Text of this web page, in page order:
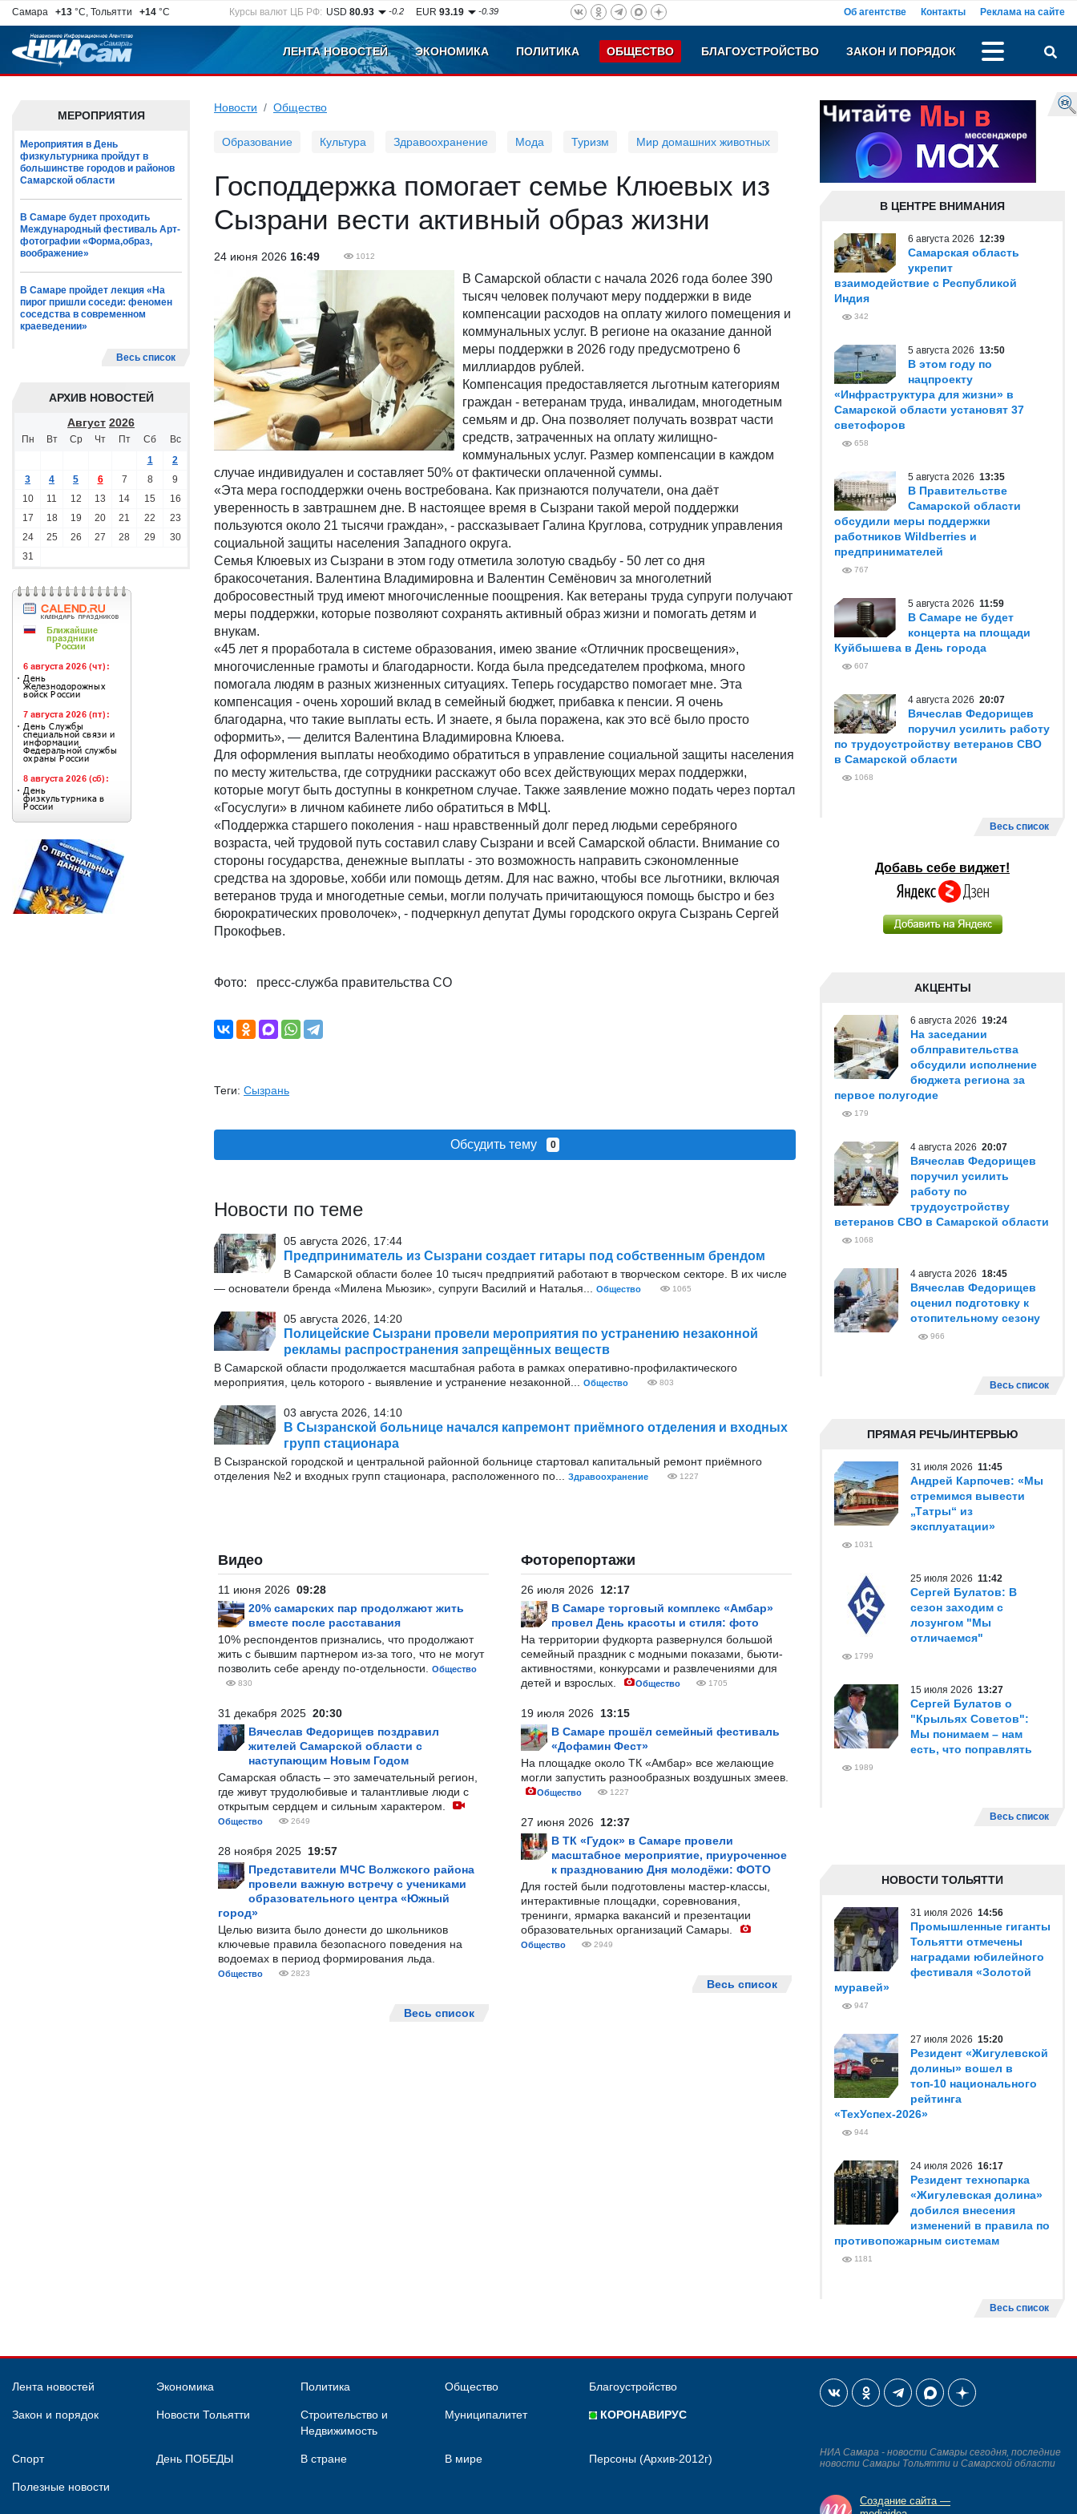
Самара +13 °C, Тольятти +14 °C Курсы валют ЦБ РФ: USD80.93 -0.2 EUR93.19 -0.39 Об агентстве Контакты Реклама на сайте
ЛЕНТА НОВОСТЕЙ ЭКОНОМИКА ПОЛИТИКА ОБЩЕСТВО БЛАГОУСТРОЙСТВО ЗАКОН И ПОРЯДОК
МЕРОПРИЯТИЯ
Мероприятия в День
физкультурника пройдут в
большинстве городов и районов
Самарской области
В Самаре будет проходить
Международный фестиваль Арт-
фотографии «Форма,образ,
воображение»
В Самаре пройдет лекция «На
пирог пришли соседи: феномен
соседства в современном
краеведении»
Весь список
АРХИВ НОВОСТЕЙ
Август 2026
Пн Вт Ср Чт Пт Сб
Вс
1
2
3
4 5 6 7 8
9
10
11 12 13 14 15
16
17
18 19 20 21 22
23
24
25 26 27 28 29
30
31
Новости Общество
Образование Культура Здравоохранение Мода Туризм Мир домашних животных
Господдержка помогает семье Клюевых из
Сызрани вести активный образ жизни
24 июня 2026 16:49 1012
В Самарской области с начала 2026 года более 390
тысяч человек получают меру поддержки в виде
компенсации расходов на оплату жилого помещения и
коммунальных услуг. В регионе на оказание данной
меры поддержки в 2026 году предусмотрено 6
миллиардов рублей.
Компенсация предоставляется льготным категориям
граждан - ветеранам труда, инвалидам, многодетным
семьям и др. Она позволяет получать возврат части
средств, затраченных на оплату жилищно-
коммунальных услуг. Размер компенсации в каждом
случае индивидуален и составляет 50% от фактически оплаченной суммы.
«Эта мера господдержки очень востребована. Как признаются получатели, она даёт
уверенность в завтрашнем дне. В настоящее время в Сызрани такой мерой поддержки
пользуются около 21 тысячи граждан», - рассказывает Галина Круглова, сотрудник управления
социальной защиты населения Западного округа.
Семья Клюевых из Сызрани в этом году отметила золотую свадьбу - 50 лет со дня
бракосочетания. Валентина Владимировна и Валентин Семёнович за многолетний
добросовестный труд имеют многочисленные поощрения. Как ветераны труда супруги получают
меры поддержки, которые позволяют сохранять активный образ жизни и помогать детям и
внукам.
«45 лет я проработала в системе образования, имею звание «Отличник просвещения»,
многочисленные грамоты и благодарности. Когда была председателем профкома, много
помогала людям в разных жизненных ситуациях. Теперь государство помогает мне. Эта
компенсация - очень хороший вклад в семейный бюджет, прибавка к пенсии. Я очень
благодарна, что такие выплаты есть. И знаете, я была поражена, как это всё было просто
оформить», — делится Валентина Владимировна Клюева.
Для оформления выплаты необходимо обратиться в управление социальной защиты населения
по месту жительства, где сотрудники расскажут обо всех действующих мерах поддержки,
которые могут быть доступны в конкретном случае. Также заявление можно подать через портал
«Госуслуги» в личном кабинете либо обратиться в МФЦ.
«Поддержка старшего поколения - наш нравственный долг перед людьми серебряного
возраста, чей трудовой путь составил славу Сызрани и всей Самарской области. Внимание со
стороны государства, денежные выплаты - это возможность направить сэкономленные
средства на здоровье, хобби или помощь детям. Для нас важно, чтобы все льготники, включая
ветеранов труда и многодетные семьи, могли получать причитающуюся помощь быстро и без
бюрократических проволочек», - подчеркнул депутат Думы городского округа Сызрань Сергей
Прокофьев.
Фото: пресс-служба правительства СО
Теги: Сызрань
Обсудить тему 0
Новости по теме
05 августа 2026, 17:44
Предприниматель из Сызрани создает гитары под собственным брендом
В Самарской области более 10 тысяч предприятий работают в творческом секторе. В их числе
— основатели бренда «Милена Мьюзик», супруги Василий и Наталья...
Общество 1065
05 августа 2026, 14:20
Полицейские Сызрани провели мероприятия по устранению незаконной
рекламы распространения запрещённых веществ
В Самарской области продолжается масштабная работа в рамках оперативно‑профилактического
мероприятия, цель которого - выявление и устранение незаконной...
Общество 803
03 августа 2026, 14:10
В Сызранской больнице начался капремонт приёмного отделения и входных
групп стационара
В Сызранской городской и центральной районной больнице стартовал капитальный ремонт приёмного
отделения №2 и входных групп стационара, расположенного по...
Здравоохранение 1227
Видео
11 июня 2026 09:28
20% самарских пар продолжают жить
вместе после расставания
10% респондентов признались, что продолжают
жить с бывшим партнером из-за того, что не могут
позволить себе аренду по-отдельности.
Общество
830
31 декабря 2025 20:30
Вячеслав Федорищев поздравил
жителей Самарской области с
наступающим Новым Годом
Самарская область – это замечательный регион,
где живут трудолюбивые и талантливые люди с
открытым сердцем и сильным характером.
Общество 2649
28 ноября 2025 19:57
Представители МЧС Волжского района
провели важную встречу с учениками
образовательного центра «Южный
город»
Целью визита было донести до школьников
ключевые правила безопасного поведения на
водоемах в период формирования льда.
Общество 2823
Весь список
Фоторепортажи
26 июля 2026 12:17
В Самаре торговый комплекс «Амбар»
провел День красоты и стиля: фото
На территории фудкорта развернулся большой
семейный праздник с модными показами, бьюти-
активностями, конкурсами и развлечениями для
детей и взрослых.
Общество 1705
19 июля 2026 13:15
В Самаре прошёл семейный фестиваль
«Дофамин Фест»
На площадке около ТК «Амбар» все желающие
могли запустить разнообразных воздушных змеев.
Общество 1227
27 июня 2026 12:37
В ТК «Гудок» в Самаре провели
масштабное мероприятие, приуроченное
к празднованию Дня молодёжи: ФОТО
Для гостей были подготовлены мастер-классы,
интерактивные площадки, соревнования,
тренинги, ярмарка вакансий и презентации
образовательных организаций Самары.
Общество 2949
Весь список
В ЦЕНТРЕ ВНИМАНИЯ
6 августа 2026 12:39
Самарская область
укрепит
взаимодействие с Республикой
Индия
342
5 августа 2026 13:50
В этом году по
нацпроекту
«Инфраструктура для жизни» в
Самарской области установят 37
светофоров
658
5 августа 2026 13:35
В Правительстве
Самарской области
обсудили меры поддержки
работников Wildberries и
предпринимателей
767
5 августа 2026 11:59
В Самаре не будет
концерта на площади
Куйбышева в День города
607
4 августа 2026 20:07
Вячеслав Федорищев
поручил усилить работу
по трудоустройству ветеранов СВО
в Самарской области
1068
Весь список
Добавь себе виджет!
АКЦЕНТЫ
6 августа 2026 19:24
На заседании
облправительства
обсудили исполнение
бюджета региона за
первое полугодие
179
4 августа 2026 20:07
Вячеслав Федорищев
поручил усилить
работу по
трудоустройству
ветеранов СВО в Самарской области
1068
4 августа 2026 18:45
Вячеслав Федорищев
оценил подготовку к
отопительному сезону
966
Весь список
ПРЯМАЯ РЕЧЬ/ИНТЕРВЬЮ
31 июля 2026 11:45
Андрей Карпочев: «Мы
стремимся вывести
„Татры“ из
эксплуатации»
1031
25 июля 2026 11:42
Сергей Булатов: В
сезон заходим с
лозунгом "Мы
отличаемся"
1799
15 июля 2026 13:27
Сергей Булатов о
"Крыльях Советов":
Мы понимаем – нам
есть, что поправлять
1989
Весь список
НОВОСТИ ТОЛЬЯТТИ
31 июля 2026 14:56
Промышленные гиганты
Тольятти отмечены
наградами юбилейного
фестиваля «Золотой
муравей»
947
27 июля 2026 15:20
Резидент «Жигулевской
долины» вошел в
топ-10 национального
рейтинга
«ТехУспех-2026»
944
24 июля 2026 16:17
Резидент технопарка
«Жигулевская долина»
добился внесения
изменений в правила по
противопожарным системам
1181
Весь список
Лента новостей Экономика Политика Общество Благоустройство
Закон и порядок Новости Тольятти
Строительство и
Недвижимость
Муниципалитет КОРОНАВИРУС
Спорт День ПОБЕДЫ В стране В мире Персоны (Архив-2012г)
Полезные новости
НИА Самара - новости Самары сегодня, последние
новости Самары Тольятти и Самарской области
Создание сайта —